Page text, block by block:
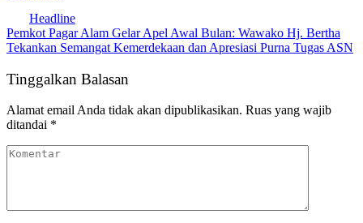
Headline
Pemkot Pagar Alam Gelar Apel Awal Bulan: Wawako Hj. Bertha
Tekankan Semangat Kemerdekaan dan Apresiasi Purna Tugas ASN
Tinggalkan Balasan
Alamat email Anda tidak akan dipublikasikan. Ruas yang wajib
ditandai *